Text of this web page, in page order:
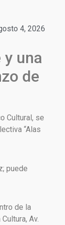
4, 2026
y una
de
Cultural, se
“Alas
puede
de la
Av.